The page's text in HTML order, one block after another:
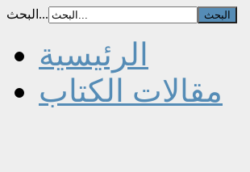
البحث...
الرئيسية
مقالات الكتاب